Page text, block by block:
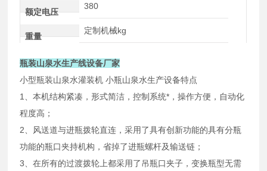
额定电压
380
重量
定制机械kg
瓶装山泉水生产线设备厂家
小型瓶装山泉水灌装机 小瓶山泉水生产设备特点
1、本机结构紧凑，形式简洁，控制系统*，操作方便，自动化
程度高；
2、风送道与进瓶拨轮直连，采用了具有创新功能的具有分瓶
功能的瓶口夹持机构，省掉了进瓶螺杆及输送链；
3、在所有的过渡拨轮上都采用了吊瓶口夹子，变换瓶型无需